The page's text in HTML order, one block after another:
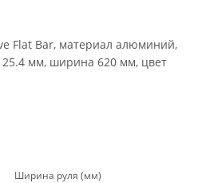
Flat Bar, материал алюминий,
мм, ширина 620 мм, цвет
Ширина руля (мм)